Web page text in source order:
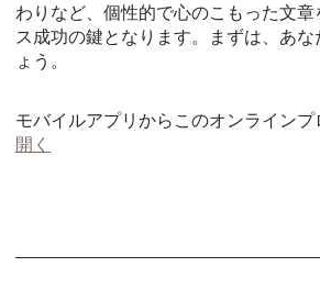
わりなど、個性的で心のこもった文
ス成功の鍵となります。まずは、あ
モバイルアプリからこのオンライン
開く